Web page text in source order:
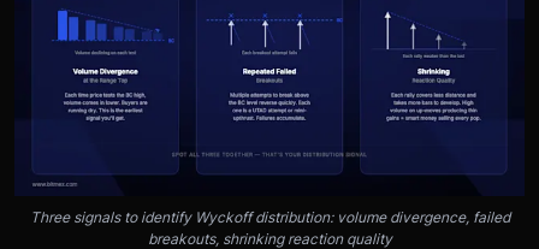
Three signals to identify Wyckoff distribution: volume divergence, failed
breakouts, shrinking reaction quality